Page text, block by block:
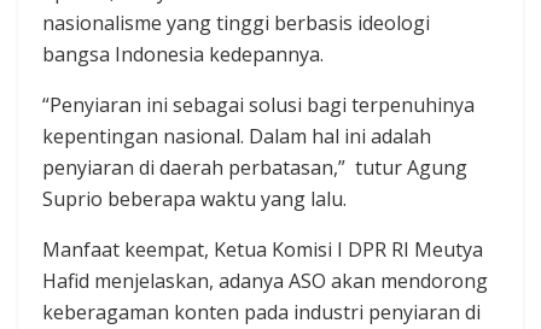
nasionalisme yang tinggi berbasis ideologi
bangsa Indonesia kedepannya.
“Penyiaran ini sebagai solusi bagi terpenuhinya
kepentingan nasional. Dalam hal ini adalah
penyiaran di daerah perbatasan,” tutur Agung
Suprio beberapa waktu yang lalu.
Manfaat keempat, Ketua Komisi I DPR RI Meutya
Hafid menjelaskan, adanya ASO akan mendorong
keberagaman konten pada industri penyiaran di